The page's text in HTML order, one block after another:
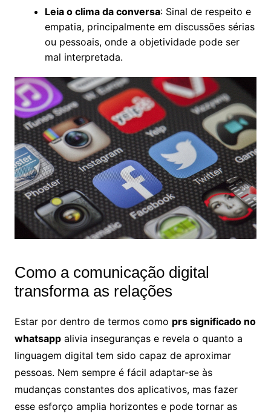
Leia o clima da conversa: Sinal de respeito e
empatia, principalmente em discussões sérias
ou pessoais, onde a objetividade pode ser
mal interpretada.
Como a comunicação digital
transforma as relações
Estar por dentro de termos como prs significado no
whatsappalivia inseguranças e revela o quanto a
linguagem digital tem sido capaz de aproximar
pessoas. Nem sempre é fácil adaptar-se às
mudanças constantes dos aplicativos, mas fazer
esse esforço amplia horizontes e pode tornar as